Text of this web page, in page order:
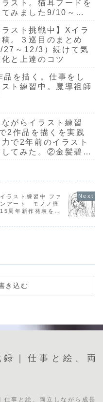
スト。猫耳フードを
みました9/10～
ラスト挑戦中】Xイラ
。３巡目のまとめ
27～12/3）続けて気
と上達のコツ
品を描く。仕事をし
ト練習中。魔導祖師
ながらイラスト練習
2作品を描くを実践
で2年前のイラスト
してみた。②金髪碧眼
イラスト練習中 ファ
ンアート モノノ怪
15周年新作発表を記
5作品題材に描いて
き込む
｜仕事と絵、両
事と絵、両立しながら成長